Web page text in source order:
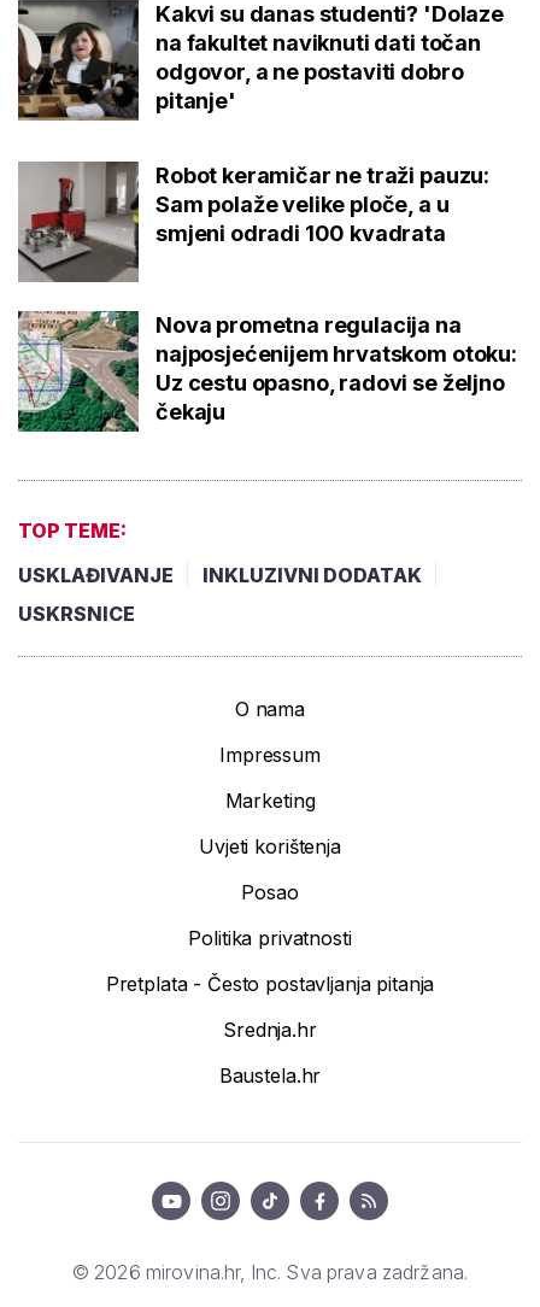
Kakvi su danas studenti? 'Dolaze
na fakultet naviknuti dati točan
odgovor, a ne postaviti dobro
pitanje'
Robot keramičar ne traži pauzu:
Sam polaže velike ploče, a u
smjeni odradi 100 kvadrata
Nova prometna regulacija na
najposjećenijem hrvatskom otoku:
Uz cestu opasno, radovi se željno
čekaju
TOP TEME:
USKLAĐIVANJE
INKLUZIVNI DODATAK
USKRSNICE
O nama
Impressum
Marketing
Uvjeti korištenja
Posao
Politika privatnosti
Pretplata - Često postavljanja pitanja
Srednja.hr
Baustela.hr
© 2026 mirovina.hr, Inc. Sva prava zadržana.